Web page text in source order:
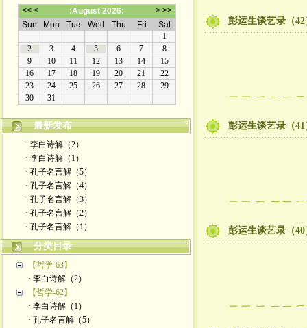
最新发布
· 李白诗解（2）
· 李白诗解（1）
· 孔子名言解（5）
· 孔子名言解（4）
· 孔子名言解（3）
· 孔子名言解（2）
· 孔子名言解（1）
分类目录
【哲学-63】
· 李白诗解（2）
【哲学-62】
· 李白诗解（1）
· 孔子名言解（5）
彭运生谈艺录（42
彭运生谈艺录（41
彭运生谈艺录（40